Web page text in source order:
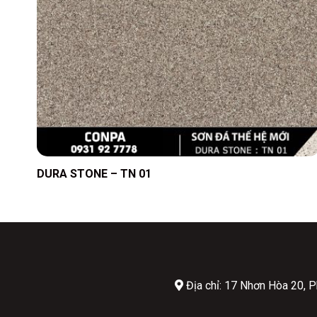
DURA STONE – TN 01
Địa chỉ: 17 Nhơn Hòa 20,